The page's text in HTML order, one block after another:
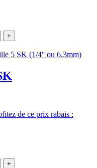
+
de ce prix rabais :
+